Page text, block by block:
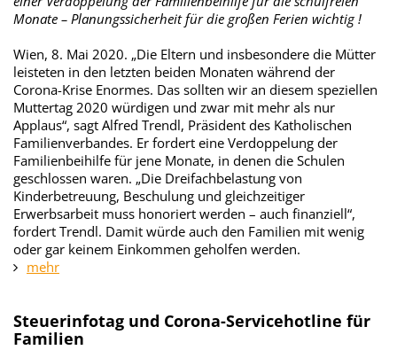
Monate – Planungssicherheit für die großen Ferien wichtig !
Wien, 8. Mai 2020. „Die Eltern und insbesondere die Mütter
leisteten in den letzten beiden Monaten während der
Corona-Krise Enormes. Das sollten wir an diesem speziellen
Muttertag 2020 würdigen und zwar mit mehr als nur
Applaus“, sagt Alfred Trendl, Präsident des Katholischen
Familienverbandes. Er fordert eine Verdoppelung der
Familienbeihilfe für jene Monate, in denen die Schulen
geschlossen waren. „Die Dreifachbelastung von
Kinderbetreuung, Beschulung und gleichzeitiger
Erwerbsarbeit muss honoriert werden – auch finanziell“,
fordert Trendl. Damit würde auch den Familien mit wenig
oder gar keinem Einkommen geholfen werden.
mehr
Steuerinfotag und Corona-Servicehotline für
Familien